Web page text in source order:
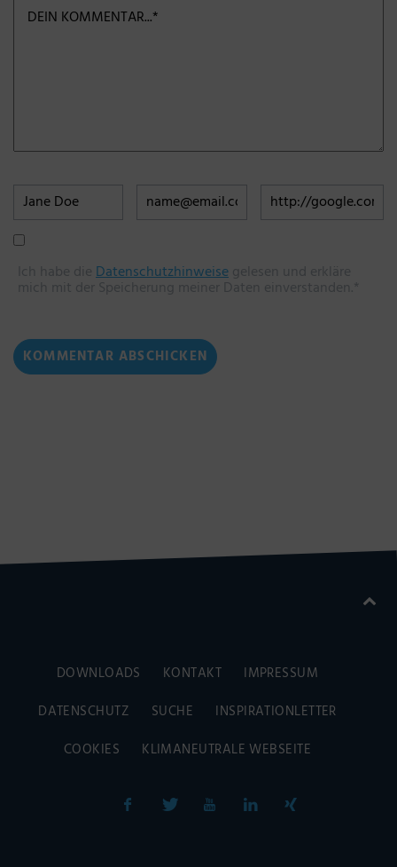
Ich habe dieDatenschutzhinweisegelesen und erkläre
mich mit der Speicherung meiner Daten einverstanden.*
DOWNLOADS KONTAKT
IMPRESSUM
DATENSCHUTZ
SUCHE
INSPIRATIONLETTER
COOKIES
KLIMANEUTRALE WEBSEITE